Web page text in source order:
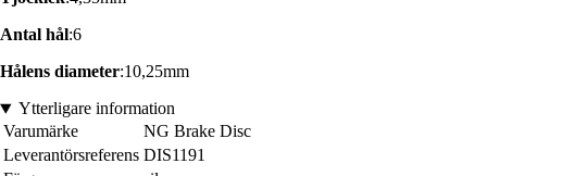
Antal hål:6
Hålens diameter:10,25mm
Ytterligare information
Varumärke
NG Brake Disc
Leverantörsreferens DIS1191